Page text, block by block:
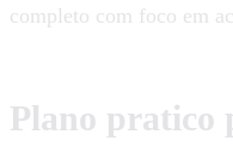
completo com foco em
Plano pratico